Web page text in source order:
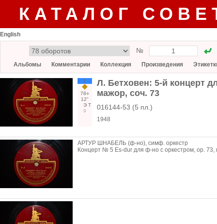
КАТАЛОГ
English
№
Альбомы Комментарии Коллекция Произведения
1
78○
12"
Э Т
9
Л. Бетховен: 5-й концерт
мажор, соч. 73
016144-53 (5 пл.)
1948
АРТУР ШНАБЕЛЬ (ф-но), симф. оркестр
Концерт № 5 Es-dur для ф-но с оркестром, op. 73,